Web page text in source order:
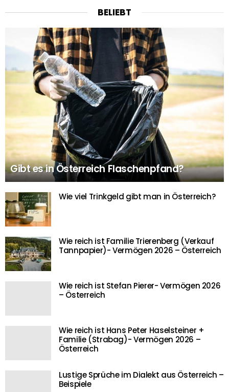
BELIEBT
Gibt es in Österreich Flaschenpfand?
Wie viel Trinkgeld gibt man in Österreich?
Wie reich ist Familie Trierenberg (Verkauf
Tannpapier)- Vermögen 2026 – Österreich
Wie reich ist Stefan Pierer- Vermögen 2026
– Österreich
Wie reich ist Hans Peter Haselsteiner +
Familie (Strabag)- Vermögen 2026 –
Österreich
Lustige Sprüche im Dialekt aus Österreich –
Beispiele